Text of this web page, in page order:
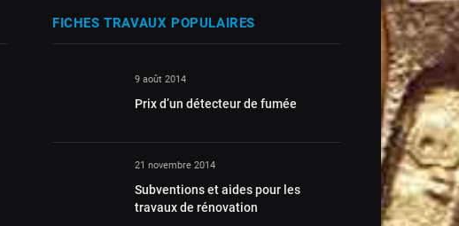
FICHES TRAVAUX POPULAIRES
9 août 2014
Prix d’un détecteur de fumée
21 novembre 2014
Subventions et aides pour les
travaux de rénovation